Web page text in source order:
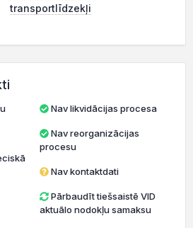
transportlīdzekļi
Nav likvidācijas procesa
Nav reorganizācijas
procesu
Nav kontaktdati
Pārbaudīt tiešsaistē VID
aktuālo nodokļu samaksu